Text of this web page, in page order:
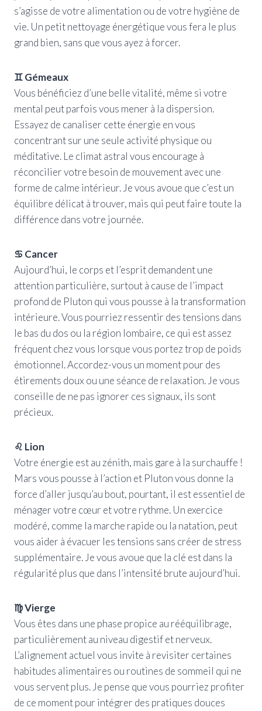
s’agisse de votre alimentation ou de votre hygiène de
vie. Un petit nettoyage énergétique vous fera le plus
grand bien, sans que vous ayez à forcer.
♊ Gémeaux
Vous bénéficiez d’une belle vitalité, même si votre
mental peut parfois vous mener à la dispersion.
Essayez de canaliser cette énergie en vous
concentrant sur une seule activité physique ou
méditative. Le climat astral vous encourage à
réconcilier votre besoin de mouvement avec une
forme de calme intérieur. Je vous avoue que c’est un
équilibre délicat à trouver, mais qui peut faire toute la
différence dans votre journée.
♋ Cancer
Aujourd’hui, le corps et l’esprit demandent une
attention particulière, surtout à cause de l’impact
profond de Pluton qui vous pousse à la transformation
intérieure. Vous pourriez ressentir des tensions dans
le bas du dos ou la région lombaire, ce qui est assez
fréquent chez vous lorsque vous portez trop de poids
émotionnel. Accordez-vous un moment pour des
étirements doux ou une séance de relaxation. Je vous
conseille de ne pas ignorer ces signaux, ils sont
précieux.
♌ Lion
Votre énergie est au zénith, mais gare à la surchauffe !
Mars vous pousse à l’action et Pluton vous donne la
force d’aller jusqu’au bout, pourtant, il est essentiel de
ménager votre cœur et votre rythme. Un exercice
modéré, comme la marche rapide ou la natation, peut
vous aider à évacuer les tensions sans créer de stress
supplémentaire. Je vous avoue que la clé est dans la
régularité plus que dans l’intensité brute aujourd’hui.
♍ Vierge
Vous êtes dans une phase propice au rééquilibrage,
particulièrement au niveau digestif et nerveux.
L’alignement actuel vous invite à revisiter certaines
habitudes alimentaires ou routines de sommeil qui ne
vous servent plus. Je pense que vous pourriez profiter
de ce moment pour intégrer des pratiques douces